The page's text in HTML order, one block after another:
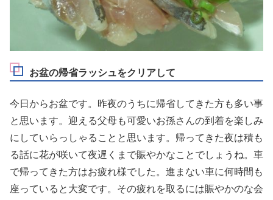
お盆の帰省ラッシュをクリアして
今日からお盆です。昨夜のうちに帰省してきた方も多い事
と思います。迎える父母も可愛いお孫さんの到着を楽しみ
にしていらっしゃることと思います。帰ってきた夜は積も
る話に花が咲いて夜遅くまで賑やかなことでしょうね。車
で帰ってきた方はお疲れ様でした。進まない車に何時間も
座っていると大変です。その疲れを取るには賑やかのな会